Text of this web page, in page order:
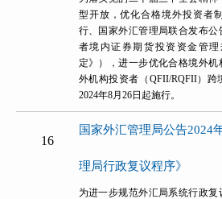
型开放，优化合格境外投资者
行、国家外汇管理局联合发布
者境内证券期货投资资金管
定》），进一步优化合格境外
外机构投资者（QFII/RQFII）跨
2024年8月26日起施行。
16
国家外汇管理局公告2024
理局行政复议程序》
为进一步规范外汇局系统行政